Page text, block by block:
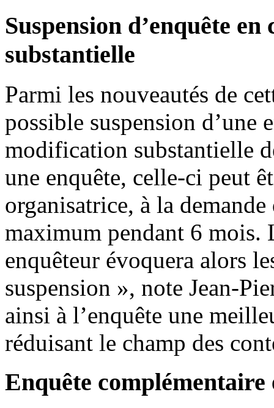
Suspension d’enquête
substantielle
Parmi les nouveautés de
possible suspension d’une
modification substantielle
une enquête, celle-ci peut
organisatrice, à la
maximum pendant 6 mois.
enquêteur évoquera alors
suspension », note Jean-
ainsi à l’enquête une
réduisant le champ des
Enquête complémentaire